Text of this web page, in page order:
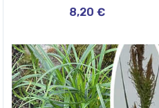
8,20 €